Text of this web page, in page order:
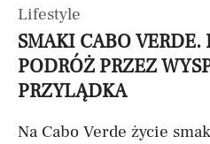
Lifestyle
SMAKI CABO
PODRÓŻ PRZEZ
PRZYLĄDKA
Na Cabo Verde życie